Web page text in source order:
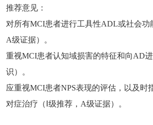
推荐意见：
对所有MCI患者进行工具性ADL或社会功
A级证据）。
重视MCI患者认知域损害的特征和向AD
识）。
应重视MCI患者NPS表现的评估，以及时
对症治疗（Ⅰ级推荐，A级证据）。